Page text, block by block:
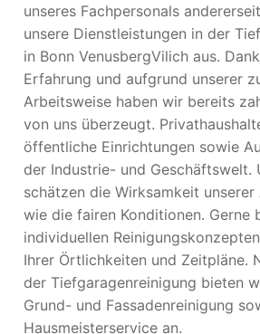
unseres Fachpersonals
unsere Dienstleistungen in der
in Bonn VenusbergVilich aus.
Erfahrung und aufgrund unserer
Arbeitsweise haben wir bereits
von uns überzeugt.
öffentliche Einrichtungen sowie
der Industrie- und Geschäftswelt.
schätzen die Wirksamkeit
wie die fairen Konditionen. Gerne
individuellen
Ihrer Örtlichkeiten und Zeitpläne.
der Tiefgaragenreinigung bieten
Grund- und Fassadenreinigung
Hausmeisterservice an.